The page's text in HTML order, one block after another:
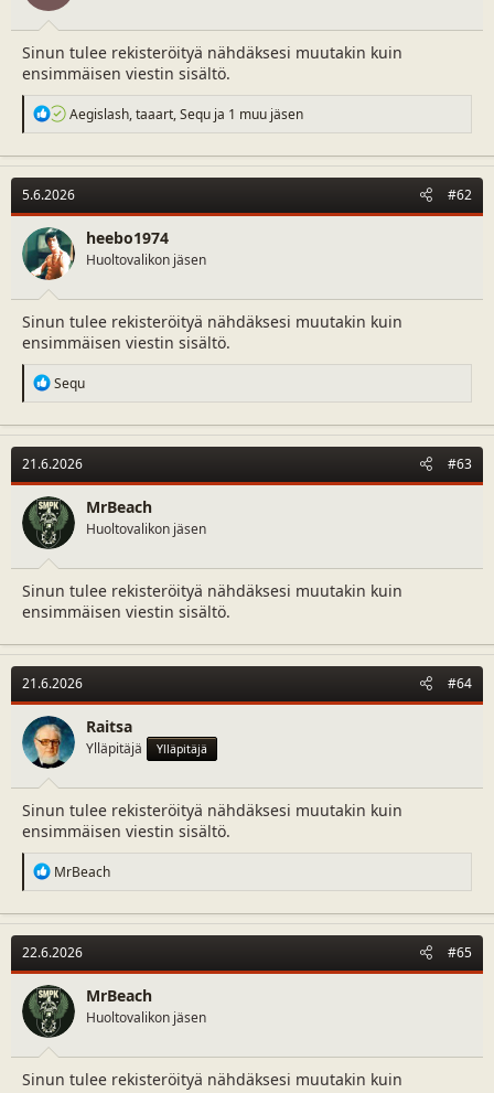
Sinun tulee rekisteröityä nähdäksesi muutakin kuin
ensimmäisen viestin sisältö.
R
e
c
t
i
o
n
s
:
Aegislash,taaart,Sequ ja 1 muu jäsen
5.6.2026 #62
heebo1974
Huoltovalikon jäsen
Sinun tulee rekisteröityä nähdäksesi muutakin kuin
ensimmäisen viestin sisältö.
R
e
c
t
i
o
n
s
:
Sequ
21.6.2026 #63
MrBeach
Huoltovalikon jäsen
Sinun tulee rekisteröityä nähdäksesi muutakin kuin
ensimmäisen viestin sisältö.
21.6.2026 #64
Raitsa
Ylläpitäjä Ylläpitäjä
Sinun tulee rekisteröityä nähdäksesi muutakin kuin
ensimmäisen viestin sisältö.
R
e
c
t
i
o
n
s
:
MrBeach
22.6.2026 #65
MrBeach
Huoltovalikon jäsen
Sinun tulee rekisteröityä nähdäksesi muutakin kuin